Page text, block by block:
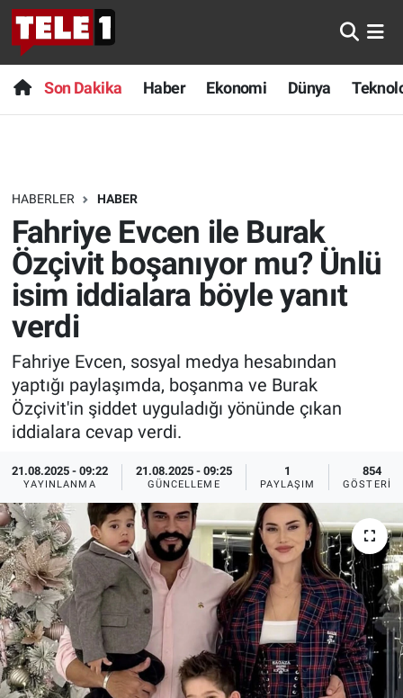
Son Dakika Haber Ekonomi Dünya
HABERLER HABER
Fahriye Evcen ile Burak
Özçivit boşanıyor mu? Ünlü
isim iddialara böyle yanıt
verdi
Fahriye Evcen, sosyal medya hesabından
yaptığı paylaşımda, boşanma ve Burak
Özçivit'in şiddet uyguladığı yönünde çıkan
iddialara cevap verdi.
21.08.2025 - 09:22
YAYINLANMA
21.08.2025 - 09:25
GÜNCELLEME
1
PAYLAŞIM
854
GÖSTERIM
Anında Manşet
Başka Sohbetler
Bilim turu
Bilim ve Teknoloji Evreni
Doğa Konuşuyor
Dünya
Ege Saati
Ege'den Esintiler
Eğitim
Eğlence
Ekonomi
Forum
Gerçeğin İzinde
Son Dakika
Haber
Dünya
Teknoloji
Sağlık
Spor
Yayın Akışı
İletişim
Nöbetçi Eczaneler
Hava Durumu
Trafik Durumu
Süper Lig Puan Durumu ve Fikstür
Tüm Manşetler
Son Dakika Haberleri
Haber Arşivi